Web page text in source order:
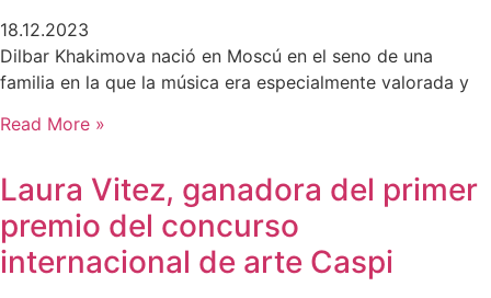
18.12.2023
Dilbar Khakimova nació en Moscú en el seno de una
familia en la que la música era especialmente valorada y
Read More »
Laura Vitez, ganadora del primer
premio del concurso
internacional de arte Caspi